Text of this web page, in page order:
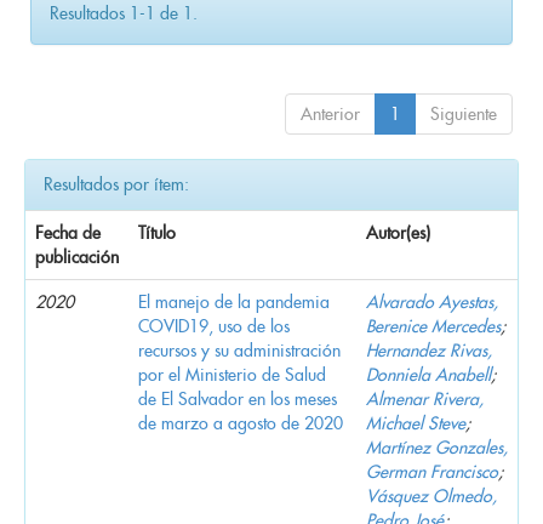
Resultados 1-1 de 1.
Anterior 1 Siguiente
Resultados por ítem:
Fecha de
publicación
Título Autor(es)
2020
El manejo de la pandemia
COVID19, uso de los
recursos y su administración
por el Ministerio de Salud
de El Salvador en los meses
de marzo a agosto de 2020
Alvarado Ayestas,
Berenice Mercedes;
Hernandez Rivas,
Donniela Anabell;
Almenar Rivera,
Michael Steve;
Martínez Gonzales,
German Francisco;
Vásquez Olmedo,